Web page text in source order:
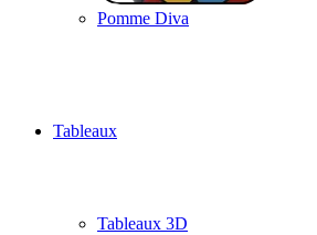
Pomme Diva
Tableaux
Tableaux 3D